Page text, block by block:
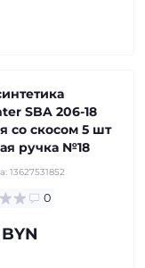
SBA 206-18
со скосом 5 шт
ручка №18
13627531852
0